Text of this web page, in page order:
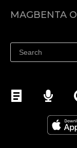
Help center
MAGBENTA
Ibenta sa